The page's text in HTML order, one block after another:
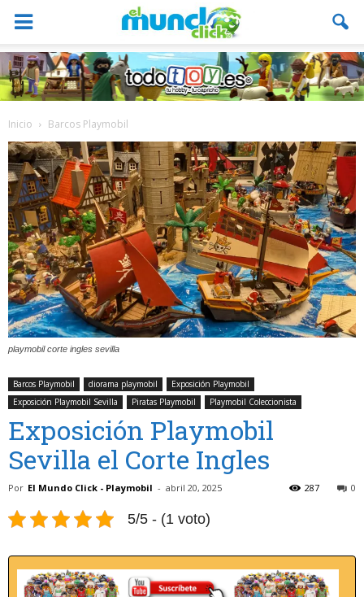
Inicio Barcos Playmobil
playmobil corte ingles sevilla
Barcos Playmobil diorama playmobil
Exposición Playmobil
Exposición Playmobil Sevilla
Piratas Playmobil Playmobil Coleccionista
Exposición Playmobil
Sevilla el Corte Ingles
Por El Mundo Click - Playmobil - abril 20, 2025 0
287
5/5 - (1 voto)